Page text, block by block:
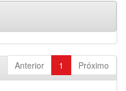
Anterior 1 Próximo